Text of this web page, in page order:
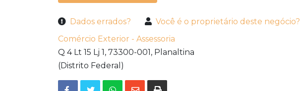
Dados errados?
Você é o proprietário deste negócio?
Comércio Exterior - Assessoria
Q 4 Lt 15 Lj 1, 73300-001, Planaltina
(Distrito Federal)